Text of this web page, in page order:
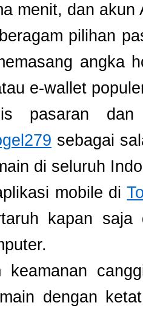
menit, dan
pilihan
angka
e-wallet
pasaran dan
sebagai
di seluruh
mobile di
kapan
keamanan
dengan